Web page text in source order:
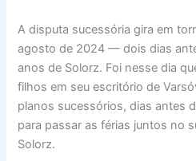
A disputa sucessória gira em
agosto de 2024 — dois dias
anos de Solorz. Foi nesse dia
filhos em seu escritório de
planos sucessórios, dias antes
para passar as férias juntos no
Solorz.